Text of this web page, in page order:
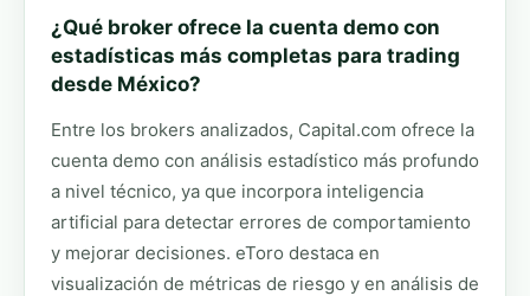
¿Qué broker ofrece la cuenta demo con
estadísticas más completas para trading
desde México?
Entre los brokers analizados, Capital.com ofrece la
cuenta demo con análisis estadístico más profundo
a nivel técnico, ya que incorpora inteligencia
artificial para detectar errores de comportamiento
y mejorar decisiones. eToro destaca en
visualización de métricas de riesgo y en análisis de